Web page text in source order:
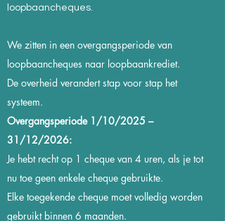
loopbaancheques.
We zitten in een overgangsperiode van
loopbaancheques naar loopbaankrediet.
De overheid verandert stap voor stap het
systeem.
Overgangsperiode 1/10/2025 –
31/12/2026:​
Je hebt recht op 1 cheque van 4 uren, als je tot
nu toe geen enkele cheque gebruikte.
Elke toegekende cheque moet volledig worden
gebruikt binnen 6 maanden.